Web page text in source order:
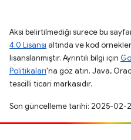
Aksi belirtilmediği sürece bu
4.0 Lisansı altında ve kod
lisanslanmıştır. Ayrıntılı bilgi için
Politikaları'na göz atın. Java,
tescilli ticari markasıdır.
Son güncelleme tarihi: 2025-02-